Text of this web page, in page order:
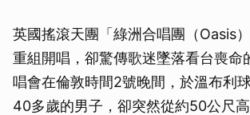
英國搖滾天團「綠洲合唱團（Oasis
重組開唱，卻驚傳歌迷墜落看台喪命
唱會在倫敦時間2號晚間，於溫布利
40多歲的男子，卻突然從約50公尺高